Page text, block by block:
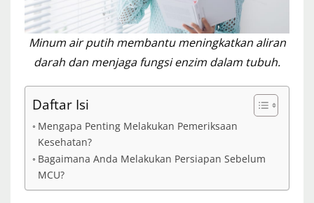
Minum air putih membantu meningkatkan aliran
darah dan menjaga fungsi enzim dalam tubuh.
Daftar Isi
Mengapa Penting Melakukan Pemeriksaan
Kesehatan?
Bagaimana Anda Melakukan Persiapan Sebelum
MCU?